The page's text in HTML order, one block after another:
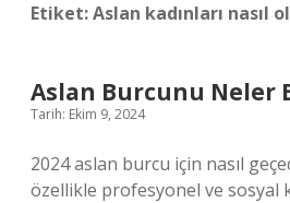
Etiket:Aslan kadınları nasıl
Aslan Burcunu Neler
Tarih: Ekim 9, 2024
2024 aslan burcu için nasıl
özellikle profesyonel ve sosyal